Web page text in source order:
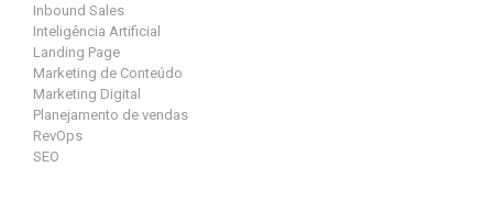
Inbound Sales
Inteligência Artificial
Landing Page
Marketing de Conteúdo
Marketing Digital
Planejamento de vendas
RevOps
SEO